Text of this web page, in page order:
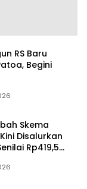
RS Baru
Begini
Skema
Disalurkan
Rp419,5